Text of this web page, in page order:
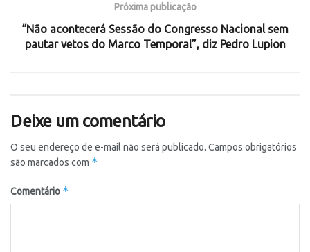
Próxima publicação
“Não acontecerá Sessão do Congresso Nacional sem
pautar vetos do Marco Temporal”, diz Pedro Lupion
Deixe um comentário
O seu endereço de e-mail não será publicado. Campos obrigatórios
são marcados com *
Comentário *